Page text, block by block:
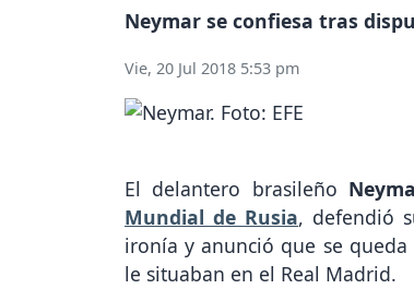
Neymar se confiesa tras
Vie, 20 Jul 2018 5:53 pm
El delantero brasileño
Mundial de Rusia, defendió
ironía y anunció que se
le situaban en el Real Madrid.